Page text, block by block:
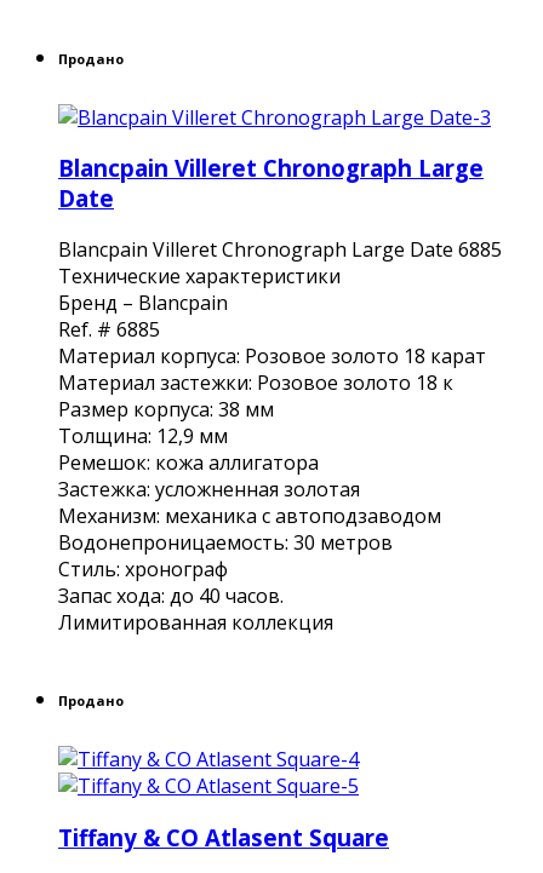
Продано
Blancpain Villeret Chronograph Large
Date
Blancpain Villeret Chronograph Large Date 6885
Технические характеристики
Бренд – Blancpain
Ref. # 6885
Материал корпуса: Розовое золото 18 карат
Материал застежки: Розовое золото 18 к
Размер корпуса: 38 мм
Толщина: 12,9 мм
Ремешок: кожа аллигатора
Застежка: усложненная золотая
Механизм: механика с автоподзаводом
Водонепроницаемость: 30 метров
Стиль: хронограф
Запас хода: до 40 часов.
Лимитированная коллекция
Продано
Tiffany & CO Atlasent Square